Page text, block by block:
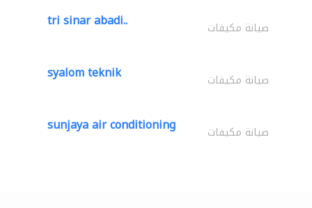
tri sinar abadi.. صيانة مكيفات
syalom teknik صيانة مكيفات
sunjaya air conditioning صيانة مكيفات